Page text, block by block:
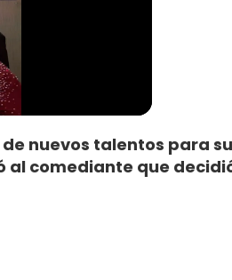
nuevos talentos para
al comediante que